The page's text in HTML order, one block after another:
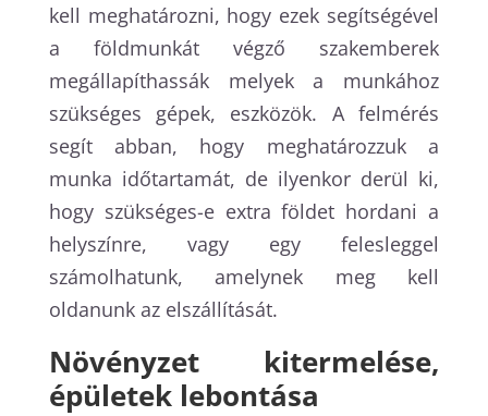
kell meghatározni, hogy ezek segítségével
a földmunkát végző szakemberek
megállapíthassák melyek a munkához
szükséges gépek, eszközök. A felmérés
segít abban, hogy meghatározzuk a
munka időtartamát, de ilyenkor derül ki,
hogy szükséges-e extra földet hordani a
helyszínre, vagy egy felesleggel
számolhatunk, amelynek meg kell
oldanunk az elszállítását.
Növényzet kitermelése,
épületek lebontása